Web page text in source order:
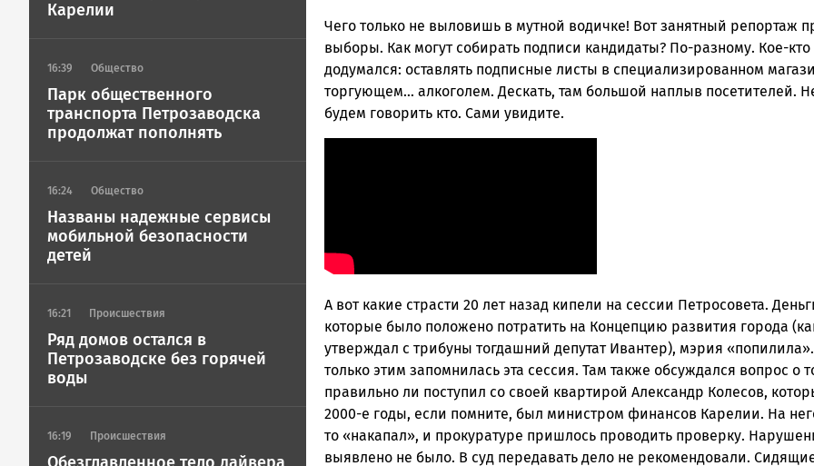
Карелии
16:39 Общество
Парк общественного
транспорта Петрозаводска
продолжат пополнять
16:24 Общество
Названы надежные сервисы
мобильной безопасности
детей
16:21 Происшествия
Ряд домов остался в
Петрозаводске без горячей
воды
16:19 Происшествия
Чего только не выловишь в мутной водичке! Вот занятный репортаж
выборы. Как могут собирать подписи кандидаты? По-разному. Кое-кто
додумался: оставлять подписные листы в специализированном
торгующем… алкоголем. Дескать, там большой наплыв посетителей.
будем говорить кто. Сами увидите.
А вот какие страсти 20 лет назад кипели на сессии Петросовета.
которые было положено потратить на Концепцию развития города
утверждал с трибуны тогдашний депутат Ивантер), мэрия
только этим запомнилась эта сессия. Там также обсуждался вопрос о
правильно ли поступил со своей квартирой Александр Колесов,
2000-е годы, если помните, был министром финансов Карелии. На
то «накапал», и прокуратуре пришлось проводить проверку.
выявлено не было. В суд передавать дело не рекомендовали.